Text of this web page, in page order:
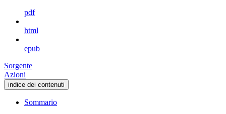
pdf
html
epub
Sorgente
Azioni
indice dei contenuti
Sommario